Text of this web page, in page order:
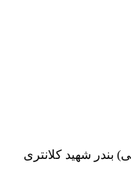
اعتراف کرد کرد نیروهای این کشور روز ۲۵ تیر برج مراقبت (دیده بانی) بندر شهید کلانتری